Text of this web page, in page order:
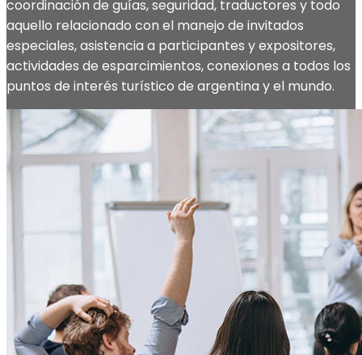
coordinación de guías, seguridad, traductores y todo
aquello relacionado con el manejo de invitados
especiales, asistencia a participantes y expositores,
actividades de esparcimientos, conexiones a todos los
puntos de interés turístico de argentina y el mundo.